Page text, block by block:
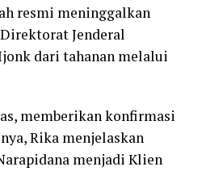
resmi meninggalkan
Direktorat Jenderal
dari tahanan melalui
memberikan konfirmasi
Rika menjelaskan
menjadi Klien